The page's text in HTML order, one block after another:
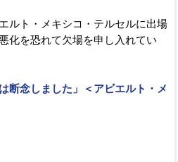
ルト・メキシコ・テルセルに出場
化を恐れて欠場を申し入れてい
断念しました」＜アビエルト・メ